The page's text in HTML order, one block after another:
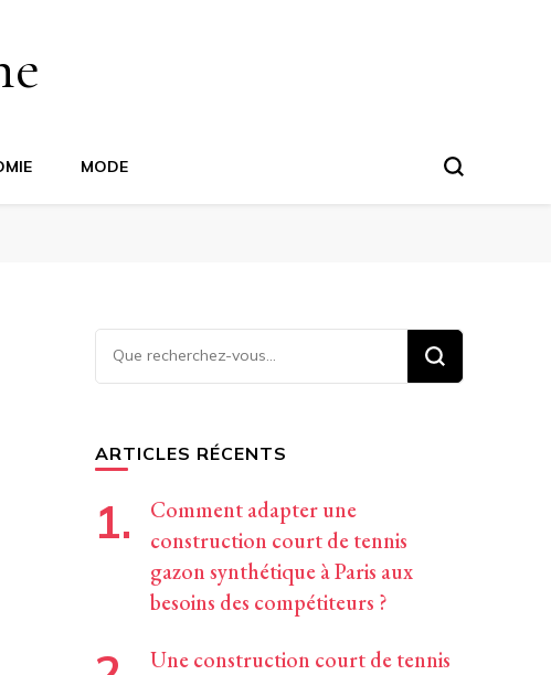
MODE
Vous
recherchiez
ARTICLES RÉCENTS
Comment adapter une
construction court de tennis
gazon synthétique à Paris aux
besoins des compétiteurs ?
Une construction court de tennis